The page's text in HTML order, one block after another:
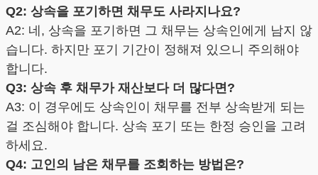
Q2: 상속을 포기하면 채무도 사라지나요?
A2: 네, 상속을 포기하면 그 채무는 상속인에게 남지 않
습니다. 하지만 포기 기간이 정해져 있으니 주의해야
합니다.
Q3: 상속 후 채무가 재산보다 더 많다면?
A3: 이 경우에도 상속인이 채무를 전부 상속받게 되는
걸 조심해야 합니다. 상속 포기 또는 한정 승인을 고려
하세요.
Q4: 고인의 남은 채무를 조회하는 방법은?